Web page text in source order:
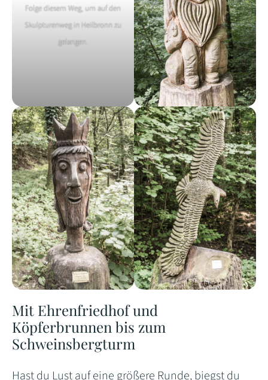
Folge diesem Weg, um auf den
Skulpturenweg in Heilbronn zu
gelangen.
Mit Ehrenfriedhof und
Köpferbrunnen bis zum
Schweinsbergturm
Hast du Lust auf eine größere Runde, biegst du